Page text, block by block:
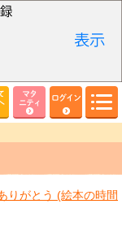
マタ
ニティ
ログイン
りがとう (絵本の時間